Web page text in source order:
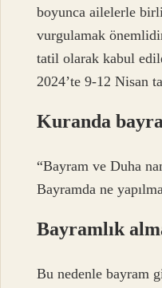
boyunca ailelerle
vurgulamak
tatil olarak kabul
2024’te 9-12 Nisan
Kuranda
“Bayram ve Duha
Bayramda ne
Bayramlık
Bu nedenle bayram